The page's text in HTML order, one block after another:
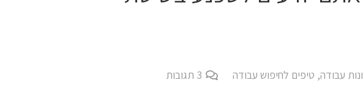
עבודה, טיפים לחיפוש עבודה 3 תגובות